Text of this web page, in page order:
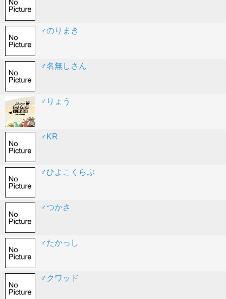
♂のりまき
♂名無しさん
♂りょう
♂KR
♂ひよこくらぶ
♂つかさ
♂たかっし
♂クワッド